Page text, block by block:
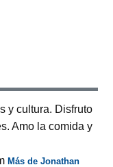
y cultura. Disfruto
Amo la comida y
Más de Jonathan